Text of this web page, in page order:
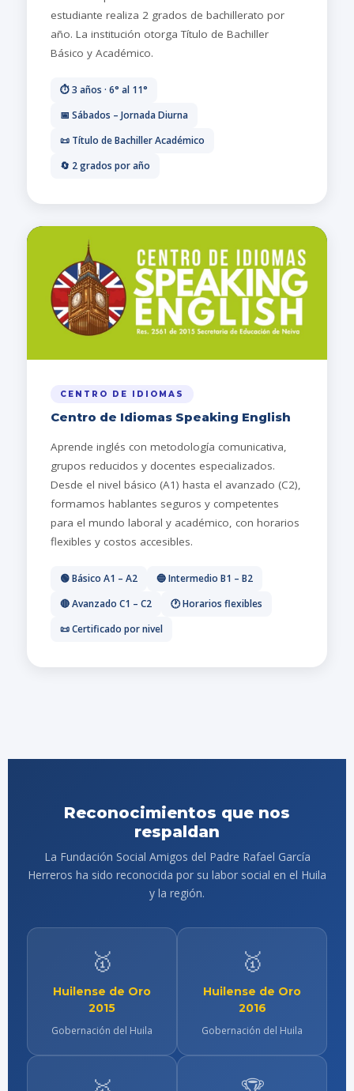
estudiante realiza 2 grados de bachillerato por
año. La institución otorga Título de Bachiller
Básico y Académico.
⏱️ 3 años · 6° al 11°
📅 Sábados – Jornada Diurna
📜 Título de Bachiller Académico
🔄 2 grados por año
CENTRO DE IDIOMAS
Centro de Idiomas Speaking English
Aprende inglés con metodología comunicativa,
grupos reducidos y docentes especializados.
Desde el nivel básico (A1) hasta el avanzado (C2),
formamos hablantes seguros y competentes
para el mundo laboral y académico, con horarios
flexibles y costos accesibles.
🟢 Básico A1 – A2
🔵 Intermedio B1 – B2
🔴 Avanzado C1 – C2
🕐 Horarios flexibles
📜 Certificado por nivel
Reconocimientos que nos
respaldan
La Fundación Social Amigos del Padre Rafael García
Herreros ha sido reconocida por su labor social en el Huila
y la región.
🥇
Huilense de Oro
2015
Gobernación del Huila
🥇
Huilense de Oro
2016
Gobernación del Huila